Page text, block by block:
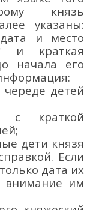
князь
указаны:
и место
и краткая
начала его
детей
с краткой
дети князя
Если
дата их
внимание им